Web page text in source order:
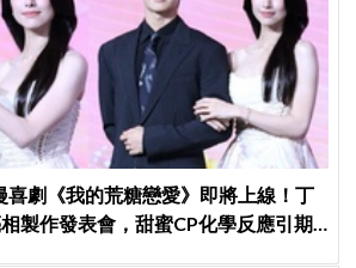
喜劇《我的荒糖戀愛》即將上線！丁
製作發表會，甜蜜CP化學反應引期